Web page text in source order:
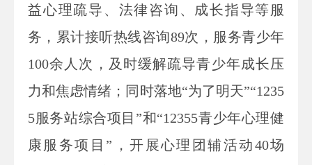
益心理疏导、法律咨询、成长指导等服
务，累计接听热线咨询89次，服务青少年
100余人次，及时缓解疏导青少年成长压
力和焦虑情绪；同时落地“为了明天”“1235
5服务站综合项目”和“12355青少年心理健
康服务项目”，开展心理团辅活动40场